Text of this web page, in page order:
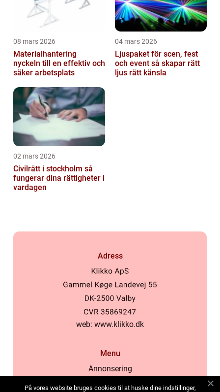
08 mars 2026
Materialhantering
nyckeln till en effektiv och
säker arbetsplats
04 mars 2026
Ljuspaket för scen, fest
och event så skapar rätt
ljus rätt känsla
02 mars 2026
Civilrätt i stockholm så
fungerar dina rättigheter i
vardagen
Adress
web: www.klikko.dk
Menu
Annonsering
På vores website bruges cookies til at huske dine indstillinger,